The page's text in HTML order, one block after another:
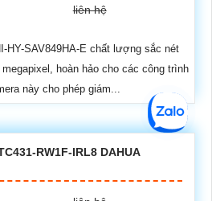
liên hệ
HY-SAV849HA-E chất lượng sắc nét
hoàn hảo cho các công trình
này cho phép giám...
RW1F-IRL8 DAHUA